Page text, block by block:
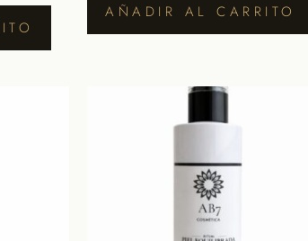
AÑADIR AL CARRITO